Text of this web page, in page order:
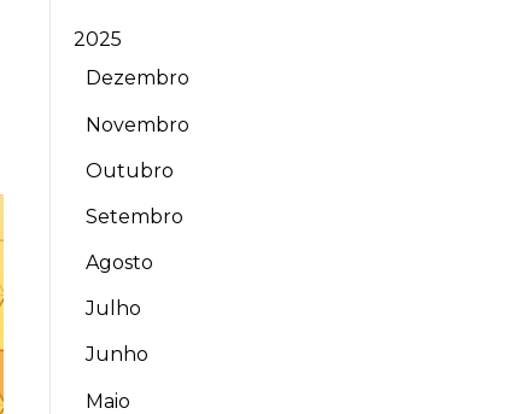
2025
Dezembro
Novembro
Outubro
Setembro
Agosto
Julho
Junho
Maio